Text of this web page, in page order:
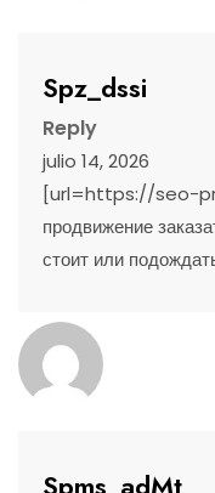
Spz_dssi
Reply
julio 14, 2026
[url=https://seo-
продвижение
стоит или